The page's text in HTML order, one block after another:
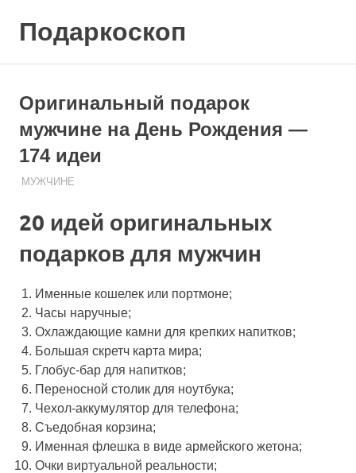
Подаркоскоп
подарить
Оригинальный подарок
мужчине на День Рождения —
174 идеи
08.08.2020
ПОДАРЧЕК
МУЖЧИНЕ
20 идей оригинальных
подарков для мужчин
Именные кошелек или портмоне;
Часы наручные;
Охлаждающие камни для крепких напитков;
Большая скретч карта мира;
Глобус-бар для напитков;
Переносной столик для ноутбука;
Чехол-аккумулятор для телефона;
Съедобная корзина;
Именная флешка в виде армейского жетона;
Очки виртуальной реальности;